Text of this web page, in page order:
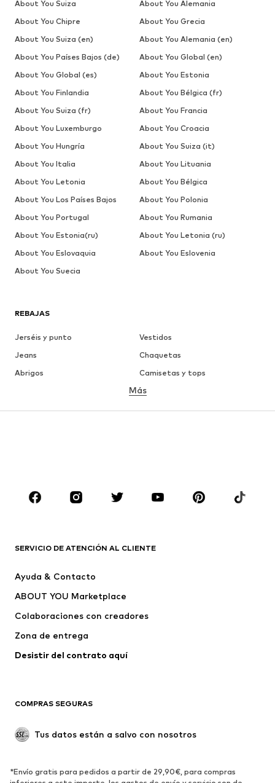
REBAJAS
Jerséis y punto
Vestidos
Jeans
Chaquetas
Abrigos
Camisetas y tops
Ropa interior
Zapatos
Deporte
Vestidos
Camisetas y tops
Chaquetas
Jerséis y punto
Ropa interior
Abrigos
Tallas grandes
Reciclado
ZAPATOS
Más
SERVICIO DE ATENCIÓN AL CLIENTE
Ayuda & Contacto
ABOUT YOU Marketplace
Colaboraciones con creadores
Zona de entrega
Desistir del contrato aquí
COMPRAS SEGURAS
Tus datos están a salvo con nosotros
*Envío gratis para pedidos a partir de 29,90€, para compras
About You Suiza
About You Alemania
About You Chipre
About You Grecia
About You Suiza (en)
About You Alemania (en)
About You Países Bajos (de)
About You Global (en)
About You Global (es)
About You Estonia
About You Finlandia
About You Bélgica (fr)
About You Suiza (fr)
About You Francia
About You Luxemburgo
About You Croacia
About You Hungría
About You Suiza (it)
About You Italia
About You Lituania
About You Letonia
About You Bélgica
About You Los Países Bajos
About You Polonia
About You Portugal
About You Rumania
About You Estonia(ru)
About You Letonia (ru)
About You Eslovaquia
About You Eslovenia
About You Suecia